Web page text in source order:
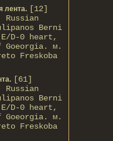
лента. [12]
Russian
Berni
D-0 heart,
Gоeorgia. м.
Freskoba
[61]
Russian
Berni
D-0 heart,
Gоeorgia. м.
Freskoba